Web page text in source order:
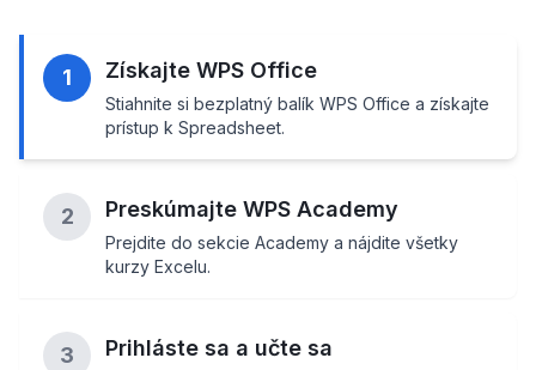
1 Získajte WPS Office
Stiahnite si bezplatný balík WPS Office a získajte
prístup k Spreadsheet.
2 Preskúmajte WPS Academy
Prejdite do sekcie Academy a nájdite všetky
kurzy Excelu.
3 Prihláste sa a učte sa